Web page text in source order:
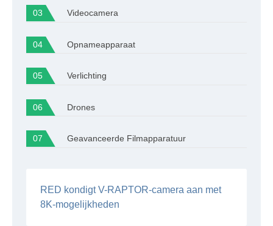
Videocamera
Opnameapparaat
Verlichting
Drones
Geavanceerde Filmapparatuur
RED kondigt V-RAPTOR-camera aan met
8K-mogelijkheden